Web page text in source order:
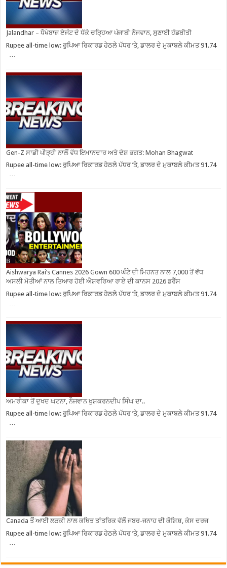
Jalandhar – ਧੋਖੇਬਾਜ਼ ਏਜੰਟ ਦੇ ਧੱਕੇ ਚੜ੍ਹਿਆ ਪੰਜਾਬੀ ਨੌਜਵਾਨ, ਸੁਣਾਈ ਹੱਡਬੀਤੀ
Rupee all-time low: ਰੁਪਿਆ ਰਿਕਾਰਡ ਹੇਠਲੇ ਪੱਧਰ ’ਤੇ, ਡਾਲਰ ਦੇ ਮੁਕਾਬਲੇ ਕੀਮਤ 91.74
Gen-Z ਸਾਡੀ ਪੀੜ੍ਹੀ ਨਾਲੋਂ ਵੱਧ ਇਮਾਨਦਾਰ ਅਤੇ ਦੇਸ਼ ਭਗਤ: Mohan Bhagwat
Rupee all-time low: ਰੁਪਿਆ ਰਿਕਾਰਡ ਹੇਠਲੇ ਪੱਧਰ ’ਤੇ, ਡਾਲਰ ਦੇ ਮੁਕਾਬਲੇ ਕੀਮਤ 91.74
…
Aishwarya Rai’s Cannes 2026 Gown 600 ਘੰਟੇ ਦੀ ਮਿਹਨਤ ਨਾਲ 7,000 ਤੋਂ ਵੱਧ
ਅਸਲੀ ਮੋਤੀਆਂ ਨਾਲ ਤਿਆਰ ਹੋਈ ਐਸ਼ਵਰਿਆ ਰਾਏ ਦੀ ਕਾਨਸ 2026 ਡਰੈੱਸ
Rupee all-time low: ਰੁਪਿਆ ਰਿਕਾਰਡ ਹੇਠਲੇ ਪੱਧਰ ’ਤੇ, ਡਾਲਰ ਦੇ ਮੁਕਾਬਲੇ ਕੀਮਤ 91.74
ਅਮਰੀਕਾ ਤੋਂ ਦੁਖਦ ਘਟਨਾ, ਨੌਜਵਾਨ ਖੁਸ਼ਕਰਨਦੀਪ ਸਿੰਘ ਦਾ..
Rupee all-time low: ਰੁਪਿਆ ਰਿਕਾਰਡ ਹੇਠਲੇ ਪੱਧਰ ’ਤੇ, ਡਾਲਰ ਦੇ ਮੁਕਾਬਲੇ ਕੀਮਤ 91.74
…
Canada ਤੋਂ ਆਈ ਲੜਕੀ ਨਾਲ ਕਥਿਤ ਤਾਂਤਰਿਕ ਵੱਲੋਂ ਜਬਰ-ਜਨਾਹ ਦੀ ਕੋਸ਼ਿਸ਼, ਕੇਸ ਦਰਜ
Rupee all-time low: ਰੁਪਿਆ ਰਿਕਾਰਡ ਹੇਠਲੇ ਪੱਧਰ ’ਤੇ, ਡਾਲਰ ਦੇ ਮੁਕਾਬਲੇ ਕੀਮਤ 91.74